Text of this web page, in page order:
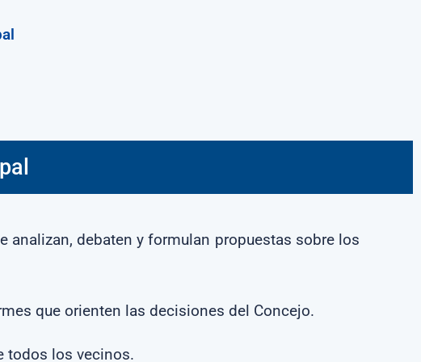
debaten y formulan propuestas sobre los
que orienten las decisiones del Concejo.
todos los vecinos.